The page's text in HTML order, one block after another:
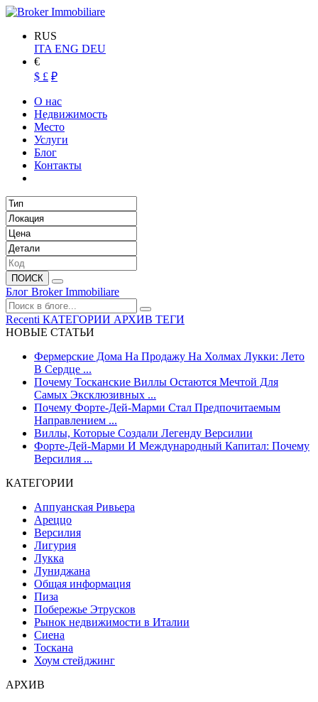
RUS
ITA ENG DEU
€
$ £ ₽
О нас
Недвижимость
Место
Услуги
Блог
Контакты
ПОИСК
Блог Broker Immobiliare
Recenti КАТЕГОРИИ АРХИВ ТЕГИ
НОВЫЕ СТАТЬИ
Фермерские Дома На Продажу На Холмах Лукки: Лето
В Сердце ...
Почему Тосканские Виллы Остаются Мечтой Для
Самых Эксклюзивных ...
Почему Форте-Дей-Марми Стал Предпочитаемым
Направлением ...
Виллы, Которые Создали Легенду Версилии
Форте-Дей-Марми И Международный Капитал: Почему
Версилия ...
КАТЕГОРИИ
Аппуанская Ривьера
Ареццо
Версилия
Лигурия
Лукка
Луниджана
Общая информация
Пиза
Побережье Этрусков
Рынок недвижимости в Италии
Сиена
Тоскана
Хоум стейджинг
АРХИВ